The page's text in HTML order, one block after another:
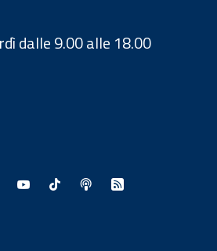
dalle 9.00 alle 18.00
- Apertura in nuova finestra
- Apertura in nuova finestra
- Sito esterno - Apertura in
- Sito esterno - Apertura in
Youtube - Sito esterno -
TikTok - Sito esterno -
Spreaker - Sito
Feed RSS -